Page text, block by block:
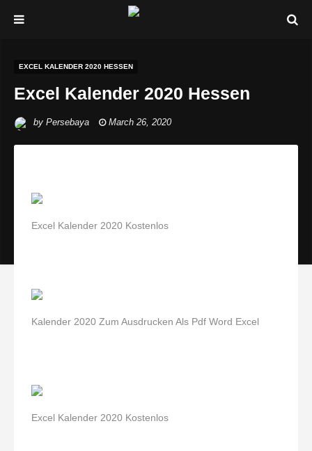
EXCEL KALENDER 2020 HESSEN
Excel Kalender 2020 Hessen
by Persebaya March 26, 2020
Excel Kalender 2020 Kostenlos
Kalender 2020 Zum Ausdrucken Als Pdf Word Excel
Excel Kalender 2020 Kostenlos